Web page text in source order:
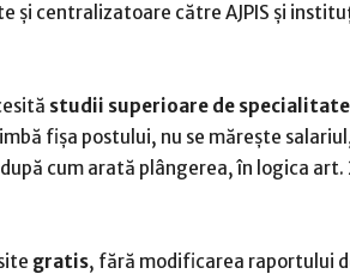
și centralizatoare către AJPIS și
studii superioare de specialitate
fișa postului, nu se mărește
cum arată plângerea, în logica art.
gratis, fără modificarea raportului